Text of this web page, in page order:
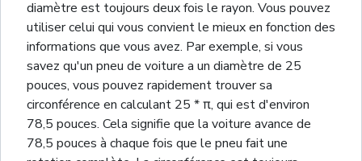
diamètre est toujours deux fois le rayon. Vous pouvez
utiliser celui qui vous convient le mieux en fonction des
informations que vous avez. Par exemple, si vous
savez qu'un pneu de voiture a un diamètre de 25
pouces, vous pouvez rapidement trouver sa
circonférence en calculant 25 * π, qui est d'environ
78,5 pouces. Cela signifie que la voiture avance de
78,5 pouces à chaque fois que le pneu fait une